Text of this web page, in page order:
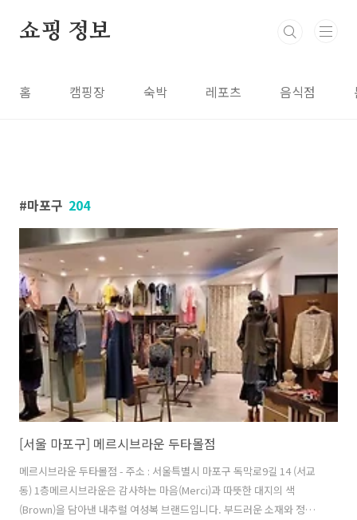
쇼핑 정보
홈 캠핑장 숙박 레포츠 음식점
마포구 204
[서울 마포구] 메르시브라운 두타몰점
메르시브라운 두타몰점 - 주소 : 서울특별시 마포구 독막로9길 14 (서교
동) 1층메르시브라운은 감사하는 마음(Merci)과 따뜻한 대지의 색
(Brown)을 담아낸 내추럴 여성복 브랜드입니다. 부드러운 소재와 정제